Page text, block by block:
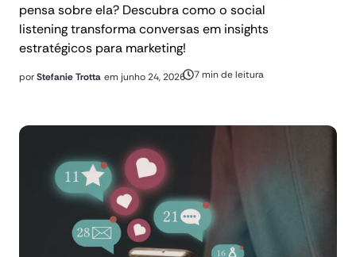
pensa sobre ela? Descubra como o social
listening transforma conversas em insights
estratégicos para marketing!
porStefanie Trotta em junho 24, 2026 7 min de leitura